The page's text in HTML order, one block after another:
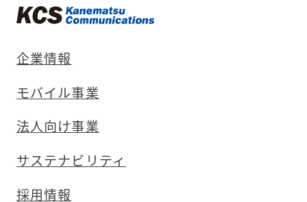
企業情報
モバイル事業
法人向け事業
サステナビリティ
採用情報